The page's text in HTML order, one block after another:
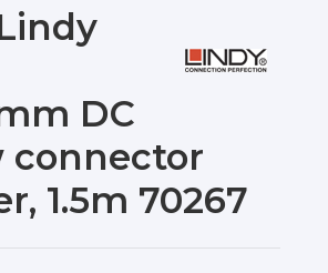
DC
connector
1.5m 70267